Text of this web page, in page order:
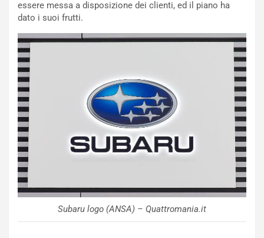
essere messa a disposizione dei clienti, ed il piano ha
dato i suoi frutti.
Subaru logo (ANSA) – Quattromania.it
n
a
F
A
S
m
e
n
c
e
n
z
a
d
G
u
d
a
P
e
h